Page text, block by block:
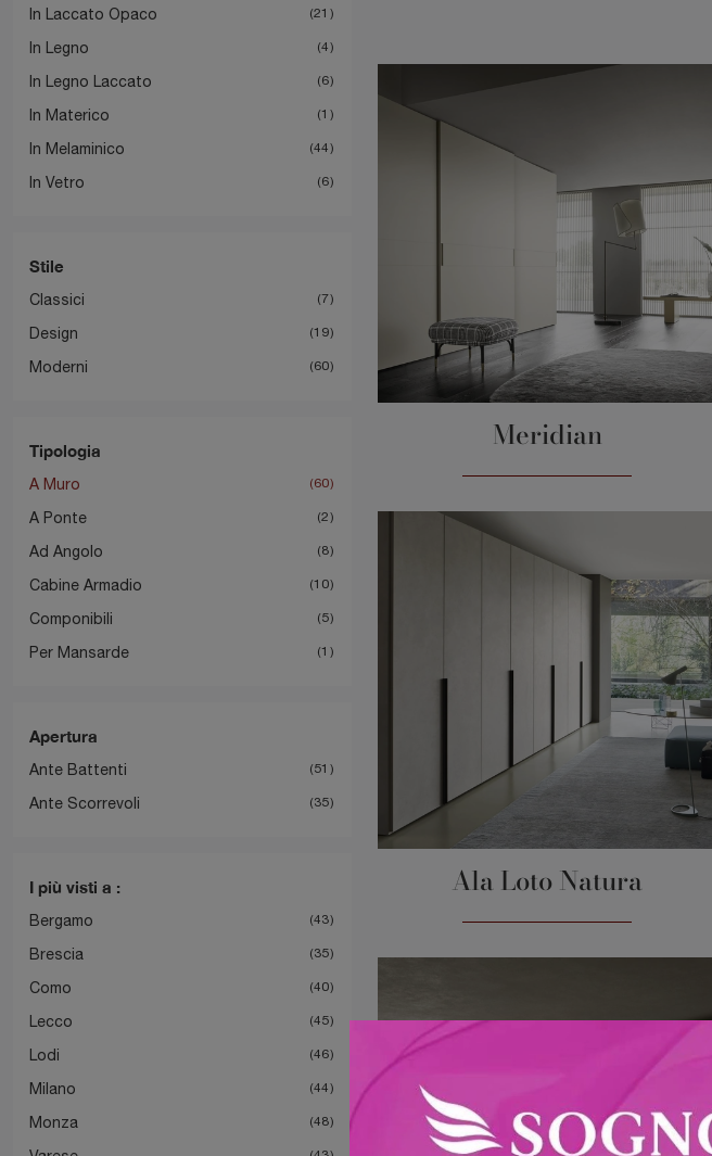
In Laccato Opaco 21
In Legno 4
In Legno Laccato 6
In Materico 1
In Melaminico 44
In Vetro 6
Stile
Classici 7
Design 19
Moderni 60
Tipologia
A Muro 60
A Ponte 2
Ad Angolo 8
Cabine Armadio 10
Componibili 5
Per Mansarde 1
Apertura
Ante Battenti 51
Ante Scorrevoli 35
I più visti a :
Bergamo 43
Brescia 35
Como 40
Lecco 45
Lodi 46
Milano 44
Monza 48
Meridian
Ala Loto Natura